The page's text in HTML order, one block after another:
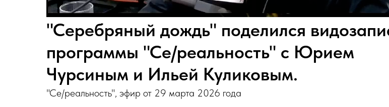
"Серебряный дождь" поделился
программы "Се/реальность" с Юрием
Чурсиным и Ильей Куликовым.
"Се/реальность", эфир от 29 марта 2026 года